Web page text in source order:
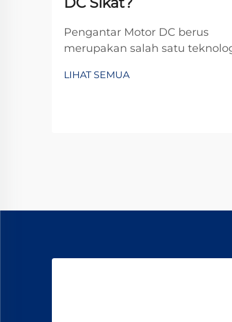
Pengantar Motor DC berus
merupakan salah satu
dalam industri elektromekanis,
LIHAT SEMUA